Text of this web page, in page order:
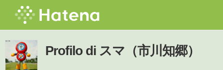
Profilo di スマ（市川知郷）